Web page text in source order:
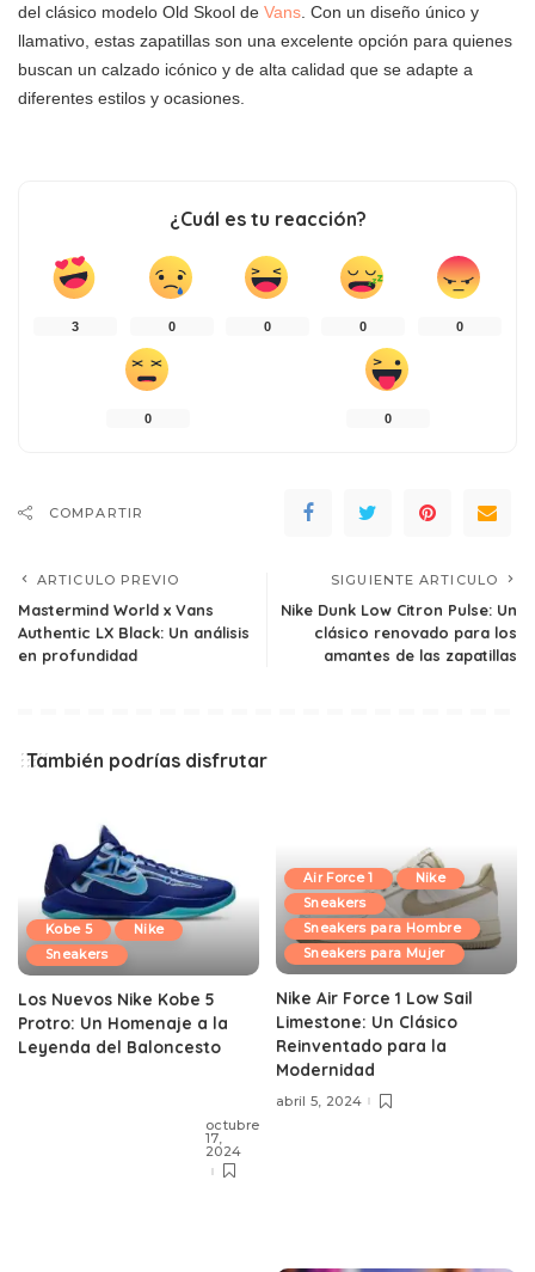
del clásico modelo Old Skool de Vans . Con un diseño único y
llamativo, estas zapatillas son una excelente opción para quienes
buscan un calzado icónico y de alta calidad que se adapte a
diferentes estilos y ocasiones.
¿Cuál es tu reacción?
3 0 0 0 0
0 0
COMPARTIR
ARTICULO PREVIO
Mastermind World x Vans
Authentic LX Black: Un análisis
en profundidad
SIGUIENTE ARTICULO
Nike Dunk Low Citron Pulse: Un
clásico renovado para los
amantes de las zapatillas
También podrías disfrutar
Kobe 5
Nike
Sneakers
Los Nuevos Nike Kobe 5
Protro: Un Homenaje a la
Leyenda del Baloncesto
octubre
17,
2024
Air Force 1
Nike
Sneakers
Sneakers para Hombre
Sneakers para Mujer
Nike Air Force 1 Low Sail
Limestone: Un Clásico
Reinventado para la
Modernidad
abril 5, 2024